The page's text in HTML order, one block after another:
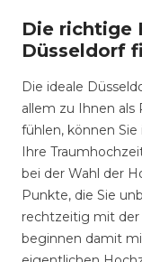
Die richtige
Düsseldorf
Die ideale
allem zu Ihnen als
fühlen, können
Ihre
bei der Wahl der
Punkte, die Sie
rechtzeitig mit der
beginnen damit